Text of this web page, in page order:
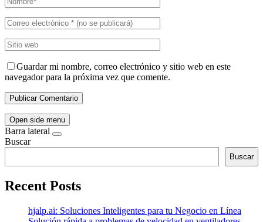
Guardar mi nombre, correo electrónico y sitio web en este
navegador para la próxima vez que comente.
Open side menu
Barra lateral
Buscar
Buscar
Recent Posts
hjalp.ai: Soluciones Inteligentes para tu Negocio en Línea